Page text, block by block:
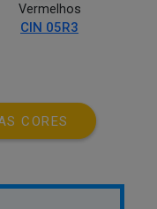
Vermelhos
CIN 05R3
CORES